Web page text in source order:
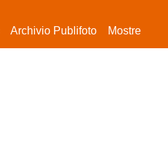
Archivio Publifoto Mostre